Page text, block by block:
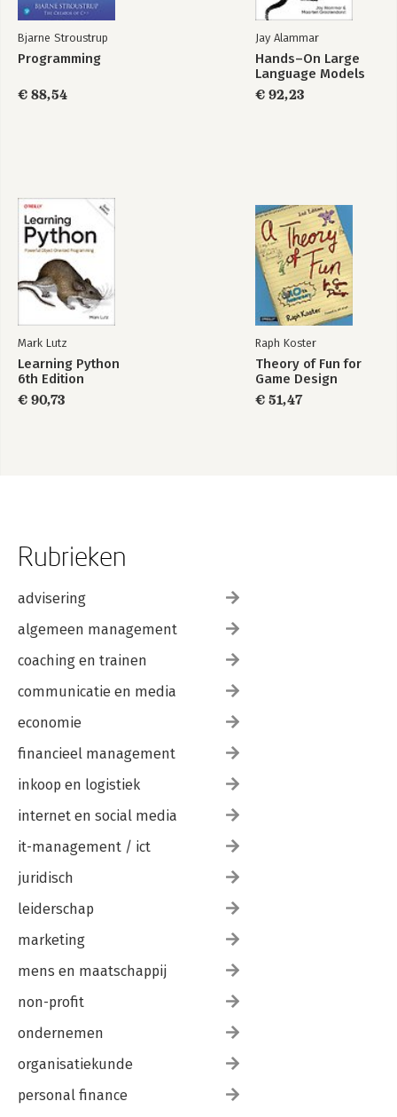
Bjarne Stroustrup
Programming
€ 88,54
Jay Alammar
Hands–On Large
Language Models
€ 92,23
Mark Lutz
Learning Python
6th Edition
€ 90,73
Raph Koster
Theory of Fun for
Game Design
€ 51,47
Rubrieken
advisering
algemeen management
coaching en trainen
communicatie en media
economie
financieel management
inkoop en logistiek
internet en social media
it-management / ict
juridisch
leiderschap
marketing
mens en maatschappij
non-profit
ondernemen
organisatiekunde
personal finance